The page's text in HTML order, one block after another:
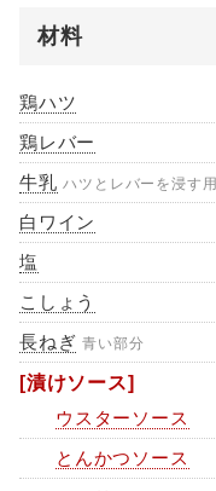
材料
鶏ハツ
鶏レバー
牛乳 ハツとレバーを浸す用
白ワイン
塩
こしょう
長ねぎ 青い部分
[漬けソース]
ウスターソース
とんかつソース